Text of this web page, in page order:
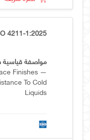
4211-1:2025
مواصفة قياسية
Finishes —
To Cold
Liquids